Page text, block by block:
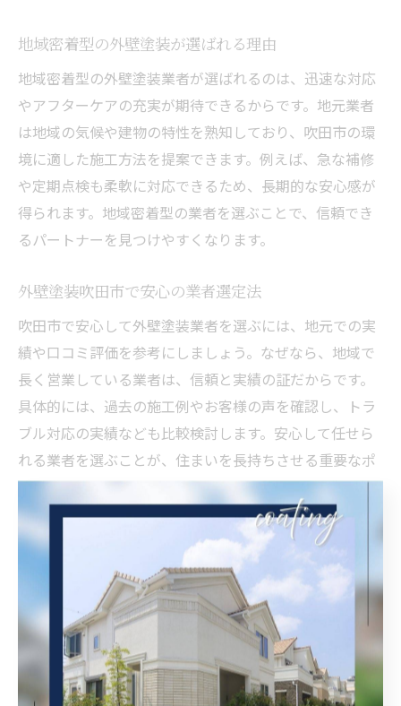
地域密着型の外壁塗装が選ばれる理由
地域密着型の外壁塗装業者が選ばれるのは、迅速な対応
やアフターケアの充実が期待できるからです。地元業者
は地域の気候や建物の特性を熟知しており、吹田市の環
境に適した施工方法を提案できます。例えば、急な補修
や定期点検も柔軟に対応できるため、長期的な安心感が
得られます。地域密着型の業者を選ぶことで、信頼でき
るパートナーを見つけやすくなります。
外壁塗装吹田市で安心の業者選定法
吹田市で安心して外壁塗装業者を選ぶには、地元での実
績や口コミ評価を参考にしましょう。なぜなら、地域で
長く営業している業者は、信頼と実績の証だからです。
具体的には、過去の施工例やお客様の声を確認し、トラ
ブル対応の実績なども比較検討します。安心して任せら
れる業者を選ぶことが、住まいを長持ちさせる重要なポ
イントです。
外壁塗装と屋根施工に強い業者の特徴
外壁塗装と屋根施工の両方に強い業者は、総合的なメン
テナンス力と専門知識を持っています。その理由は、建
物全体の劣化状況を一括で診断し、最適な施工プランを
提案できるからです。たとえば、同時施工によるコスト
削減や工期短縮、塗料の選定も一貫して対応可能です。